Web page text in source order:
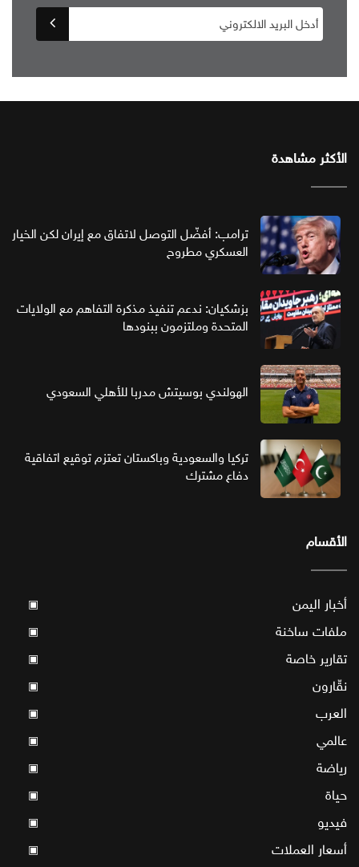
الأكثر مشاهدة
ترامب: أفضّل التوصل لاتفاق مع إيران لكن الخيار
العسكري مطروح
بزشكيان: ندعم تنفيذ مذكرة التفاهم مع الولايات
المتحدة وملتزمون ببنودها
الهولندي بوسيتش مدربا للأهلي السعودي
تركيا والسعودية وباكستان تعتزم توقيع اتفاقية
دفاع مشترك
الأقسام
أخبار اليمن ▣
ملفات ساخنة ▣
تقارير خاصة ▣
نقّارون ▣
العرب ▣
عالمي ▣
رياضة ▣
حياة ▣
فيديو ▣
أسعار العملات ▣